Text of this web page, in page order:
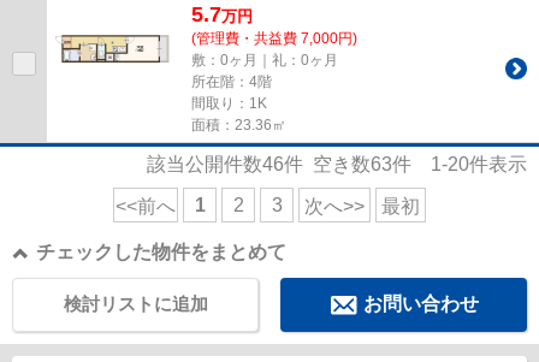
5.7万円
(管理費・共益費 7,000円)
敷：0ヶ月｜礼：0ヶ月
所在階：4階
間取り：1K
面積：23.36㎡
該当公開件数46件 空き数63件 1-20件表示
<<前へ 1 2 3 次へ>> 最初
チェックした物件をまとめて
お問い合わせ
検討リストに追加